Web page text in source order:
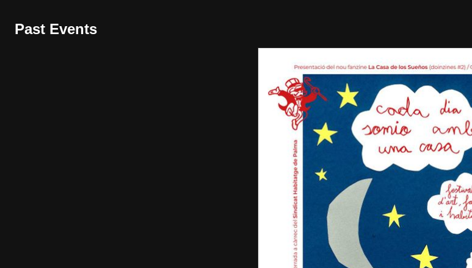
Past Events